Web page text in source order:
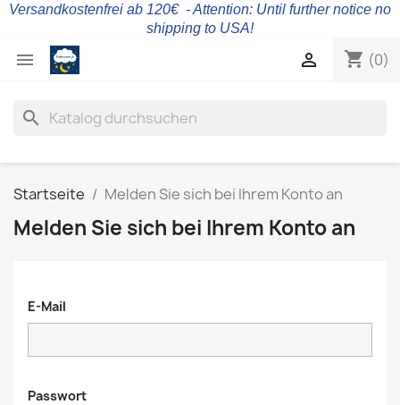
Versandkostenfrei ab 120€ - Attention: Until further notice no
shipping to USA!
 shopping_cart (0)

search
Startseite Melden Sie sich bei Ihrem Konto an
Melden Sie sich bei Ihrem Konto an
E-Mail
Passwort